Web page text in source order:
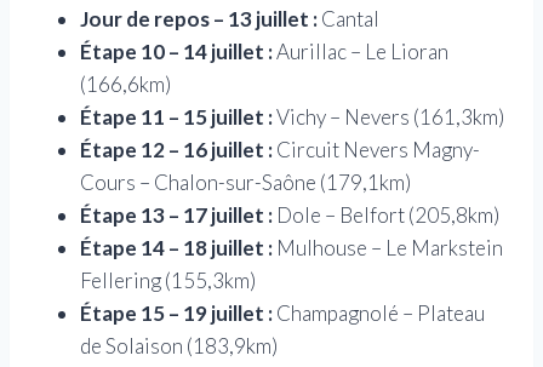
Jour de repos – 13 juillet :Cantal
Étape 10 – 14 juillet :Aurillac – Le Lioran
(166,6km)
Étape 11 – 15 juillet :Vichy – Nevers (161,3km)
Étape 12 – 16 juillet :Circuit Nevers Magny-
Cours – Chalon-sur-Saône (179,1km)
Étape 13 – 17 juillet : Dole – Belfort (205,8km)
Étape 14 – 18 juillet : Mulhouse – Le Markstein
Fellering (155,3km)
Étape 15 – 19 juillet :Champagnolé – Plateau
de Solaison (183,9km)